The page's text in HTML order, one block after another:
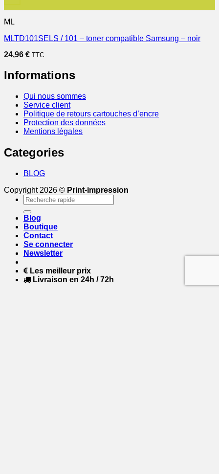
ML
MLTD101SELS / 101 – toner compatible Samsung – noir
24,96 € TTC
Informations
Qui nous sommes
Service client
Politique de retours cartouches d’encre
Protection des données
Mentions légales
Categories
BLOG
Copyright 2026 © Print-impression
Recherche
pour :
Blog
Boutique
Contact
Se connecter
Newsletter
Les meilleur prix
Livraison en 24h / 72h